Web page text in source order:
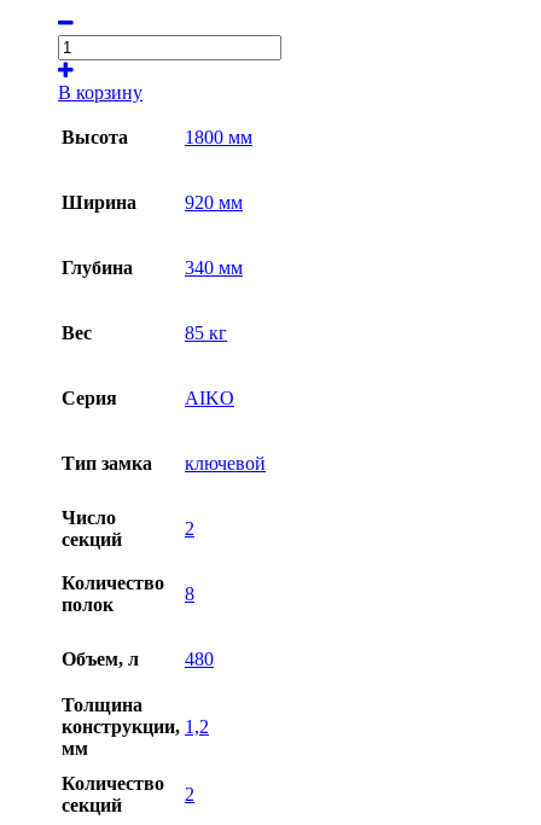
В корзину
Высота 1800 мм
Ширина 920 мм
Глубина 340 мм
Вес 85 кг
Серия AIKO
Тип замка ключевой
Число
секций
2
Количество
полок
8
Объем, л 480
Толщина
конструкции,
мм
1,2
Количество
секций
2